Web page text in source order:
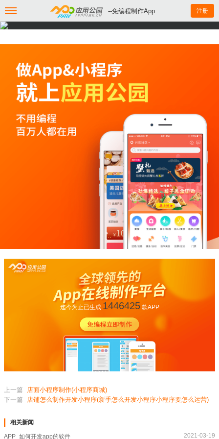
--免编程制作App 注册
迄今为止已生成 1446425款APP
上一篇
店面小程序制作(小程序商城)
下一篇
店铺怎么制作开发小程序(新手怎么开发小程序小程序要怎么运营)
相关新闻
APP_如何开发app的软件 2021-03-19